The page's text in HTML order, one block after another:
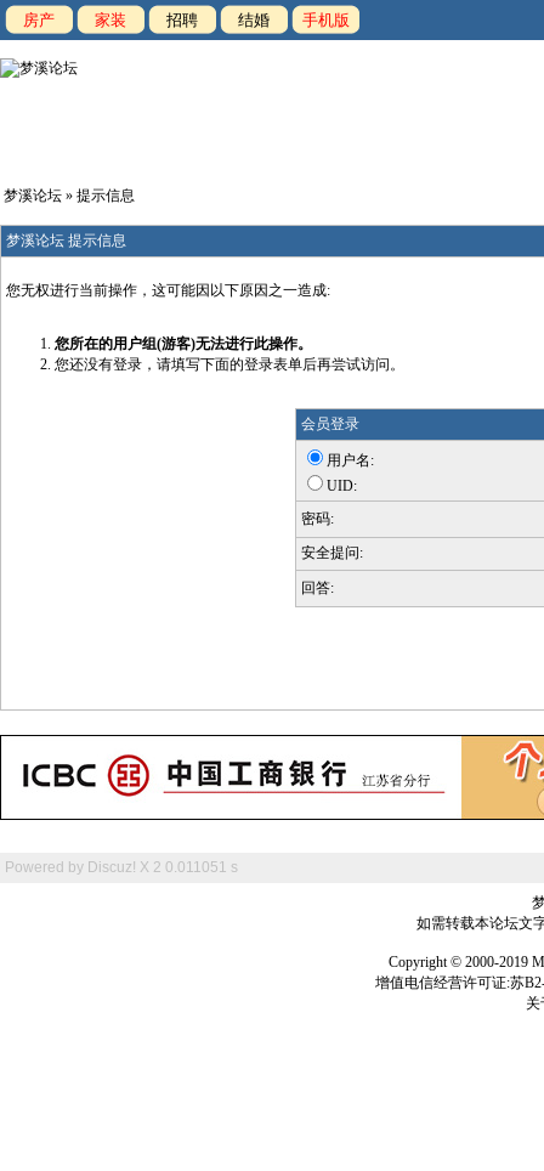
房产 家装 招聘 结婚 手机版
梦溪论坛 » 提示信息
梦溪论坛 提示信息
您无权进行当前操作，这可能因以下原因之一造成:
您所在的用户组(游客)无法进行此操作。
您还没有登录，请填写下面的登录表单后再尝试访问。
会员登录
用户名:
UID:
密码:
安全提问:
回答:
Powered by Discuz! X 2 0.011051 s
如需转载本论坛文
Copyright © 2000-2019
增值电信经营许可证:苏
关